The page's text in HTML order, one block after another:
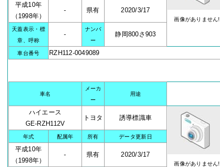
画像がありません!
平成10年
（1998年）
- 県有 2020/3/17
天蓋表示・標
章、呼称
-
ナンバ
ー
静岡800さ903
車台番号 RZH112-0049089
車名
メーカ
ー
用途
ハイエース
GE-RZH112V
トヨタ 誘導標識車
画像がありません!
年式 配属年 所有 データ更新日
平成10年
（1998年）
- 県有 2020/3/17